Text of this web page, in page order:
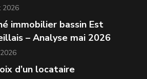
2026
immobilier bassin Est
– Analyse mai 2026
d’un locataire